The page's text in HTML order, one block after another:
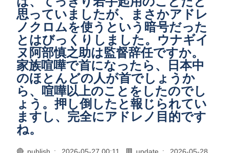
思っていましたが、まさかアドレ
ノクロムを使うという暗号だった
とはびっくりしました。ウナギイ
ヌ阿部慎之助は監督辞任ですか。
家族喧嘩で首になったら、日本中
のほとんどの人が首でしょうか
ら、喧嘩以上のことをしたのでし
ょう。押し倒したと報じられてい
ますし、完全にアドレノ目的です
ね。